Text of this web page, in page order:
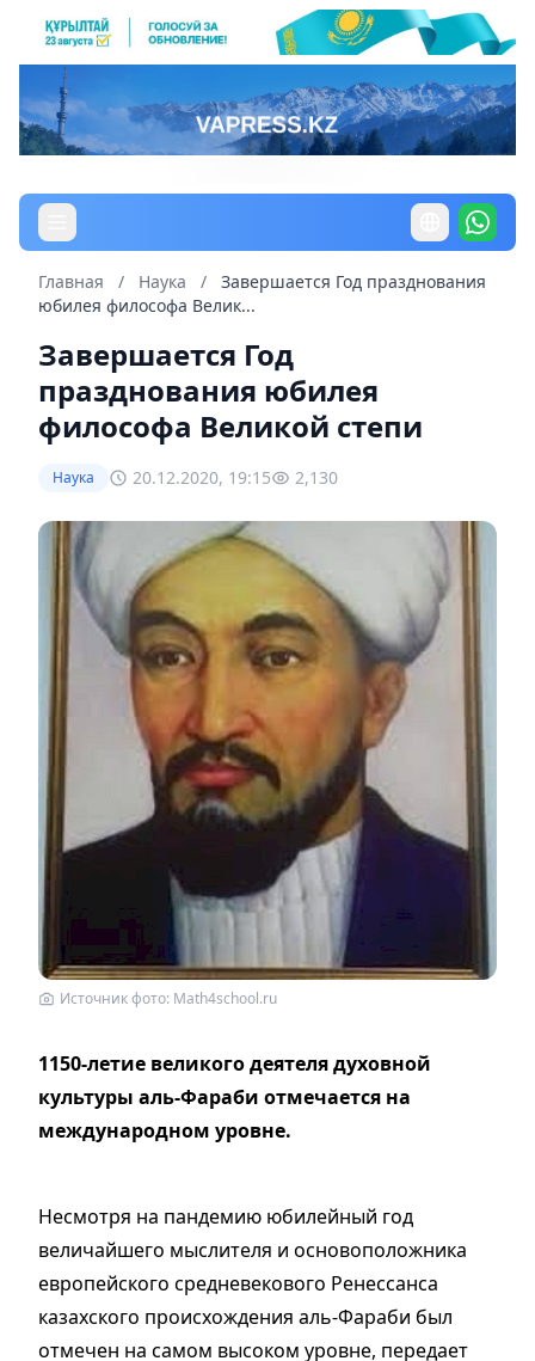
Главная / Наука /
Завершается Год празднования
юбилея философа Велик...
Завершается Год
празднования юбилея
философа Великой степи
Наука 20.12.2020, 19:15 2,130
Источник фото: Math4school.ru
1150-летие великого деятеля духовной
культуры аль-Фараби отмечается на
международном уровне.
Несмотря на пандемию юбилейный год
величайшего мыслителя и основоположника
европейского средневекового Ренессанса
казахского происхождения аль-Фараби был
отмечен на самом высоком уровне, передает